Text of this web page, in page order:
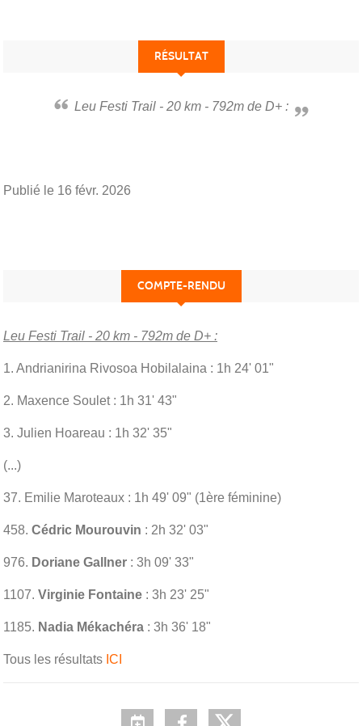
RÉSULTAT
Leu Festi Trail - 20 km - 792m de D+ :
Publié le 16 févr. 2026
COMPTE-RENDU
Leu Festi Trail - 20 km - 792m de D+ :
1. Andrianirina Rivosoa Hobilalaina : 1h 24' 01"
2. Maxence Soulet : 1h 31' 43"
3. Julien Hoareau : 1h 32' 35"
(...)
37. Emilie Maroteaux : 1h 49' 09" (1ère féminine)
458. Cédric Mourouvin : 2h 32' 03"
976. Doriane Gallner : 3h 09' 33"
1107. Virginie Fontaine : 3h 23' 25"
1185. Nadia Mékachéra : 3h 36' 18"
Tous les résultats ICI